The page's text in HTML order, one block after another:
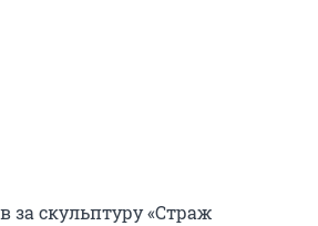
за скульптуру «Страж